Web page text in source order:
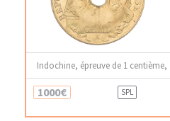
Indochine, épreuve de 1 centième,
1000€ SPL